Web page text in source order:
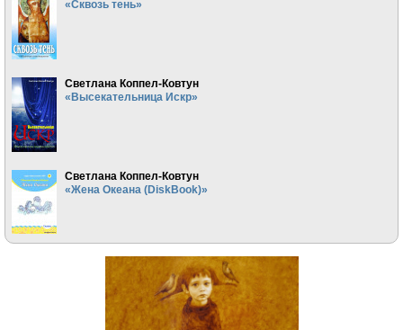
«Сквозь тень»
Светлана Коппел-Ковтун
«Высекательница Искр»
Светлана Коппел-Ковтун
«Жена Океана (DiskBook)»